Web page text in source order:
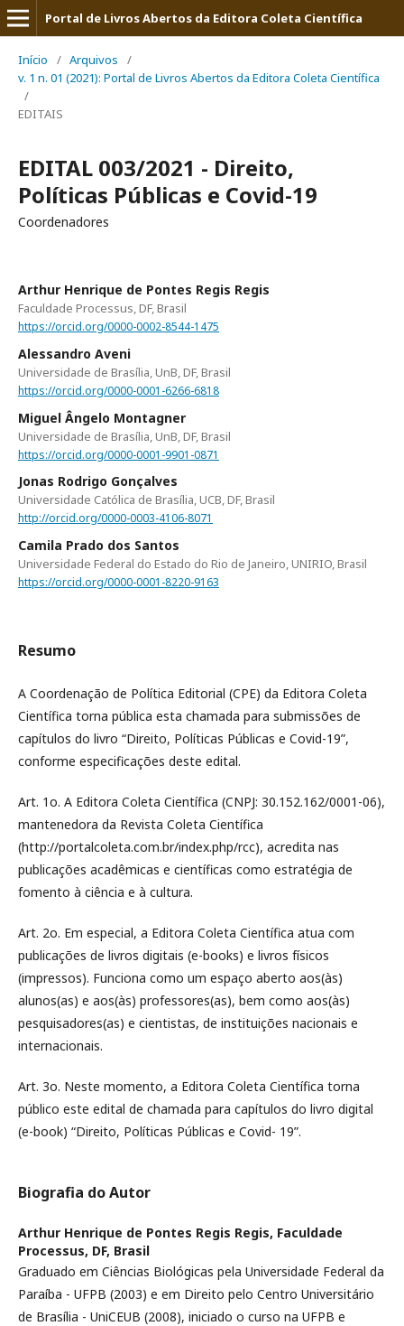
Portal de Livros Abertos da Editora Coleta Científica
Início / Arquivos
/
v. 1 n. 01 (2021): Portal de Livros Abertos da Editora Coleta Científica
/
EDITAIS
EDITAL 003/2021 - Direito,
Políticas Públicas e Covid-19
Coordenadores
Arthur Henrique de Pontes Regis Regis
Faculdade Processus, DF, Brasil
https://orcid.org/0000-0002-8544-1475
Alessandro Aveni
Universidade de Brasília, UnB, DF, Brasil
https://orcid.org/0000-0001-6266-6818
Miguel Ângelo Montagner
Universidade de Brasília, UnB, DF, Brasil
https://orcid.org/0000-0001-9901-0871
Jonas Rodrigo Gonçalves
Universidade Católica de Brasília, UCB, DF, Brasil
http://orcid.org/0000-0003-4106-8071
Camila Prado dos Santos
Universidade Federal do Estado do Rio de Janeiro, UNIRIO, Brasil
https://orcid.org/0000-0001-8220-9163
Resumo
A Coordenação de Política Editorial (CPE) da Editora Coleta
Científica torna pública esta chamada para submissões de
capítulos do livro “Direito, Políticas Públicas e Covid-19”,
conforme especificações deste edital.
Art. 1o. A Editora Coleta Científica (CNPJ: 30.152.162/0001-06),
mantenedora da Revista Coleta Científica
(http://portalcoleta.com.br/index.php/rcc), acredita nas
publicações acadêmicas e científicas como estratégia de
fomento à ciência e à cultura.
Art. 2o. Em especial, a Editora Coleta Científica atua com
publicações de livros digitais (e-books) e livros físicos
(impressos). Funciona como um espaço aberto aos(às)
alunos(as) e aos(às) professores(as), bem como aos(às)
pesquisadores(as) e cientistas, de instituições nacionais e
internacionais.
Art. 3o. Neste momento, a Editora Coleta Científica torna
público este edital de chamada para capítulos do livro digital
(e-book) “Direito, Políticas Públicas e Covid- 19”.
Biografia do Autor
Arthur Henrique de Pontes Regis Regis, Faculdade
Processus, DF, Brasil
Graduado em Ciências Biológicas pela Universidade Federal da
Paraíba - UFPB (2003) e em Direito pelo Centro Universitário
de Brasília - UniCEUB (2008), iniciado o curso na UFPB e